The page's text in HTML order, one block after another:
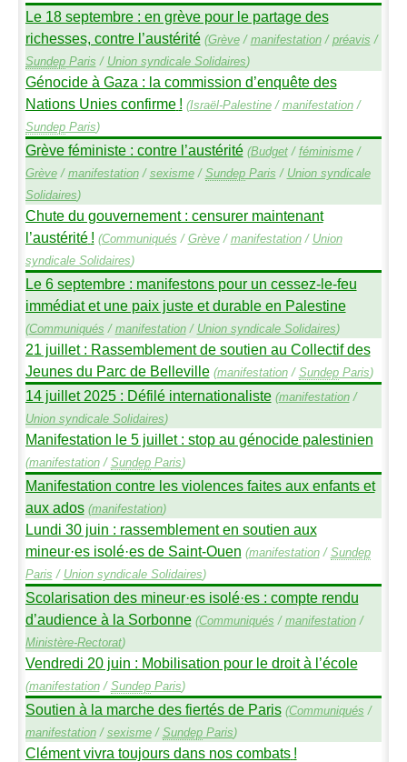
Le 18 septembre : en grève pour le partage des
richesses, contre l’austérité (Grève/ manifestation/ préavis /
SundepParis / Union syndicale Solidaires)
Génocide à Gaza : la commission d’enquête des
Nations Unies confirme ! (Israël-Palestine/ manifestation/
SundepParis)
Grève féministe : contre l’austérité (Budget/ féminisme/
Grève/ manifestation/ sexisme/ SundepParis / Union syndicale
Solidaires)
Chute du gouvernement : censurer maintenant
l’austérité ! (Communiqués / Grève/ manifestation/ Union
syndicale Solidaires)
Le 6 septembre : manifestons pour un cessez-le-feu
immédiat et une paix juste et durable en Palestine
(Communiqués / manifestation/ Union syndicale Solidaires)
21 juillet : Rassemblement de soutien au Collectif des
Jeunes du Parc de Belleville (manifestation/ SundepParis)
14 juillet 2025 : Défilé internationaliste (manifestation/
Union syndicale Solidaires)
Manifestation le 5 juillet : stop au génocide palestinien
(manifestation/ SundepParis)
Manifestation contre les violences faites aux enfants et
aux ados (manifestation)
Lundi 30 juin : rassemblement en soutien aux
mineur·es isolé·es de Saint-Ouen (manifestation/ Sundep
Paris / Union syndicale Solidaires)
Scolarisation des mineur·es isolé·es : compte rendu
d’audience à la Sorbonne (Communiqués / manifestation/
Ministère-Rectorat)
Vendredi 20 juin : Mobilisation pour le droit à l’école
(manifestation/ SundepParis)
Soutien à la marche des fiertés de Paris (Communiqués /
manifestation/ sexisme/ SundepParis)
Clément vivra toujours dans nos combats !